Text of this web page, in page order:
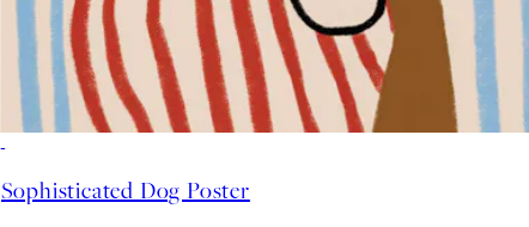
Sophisticated Dog Poster